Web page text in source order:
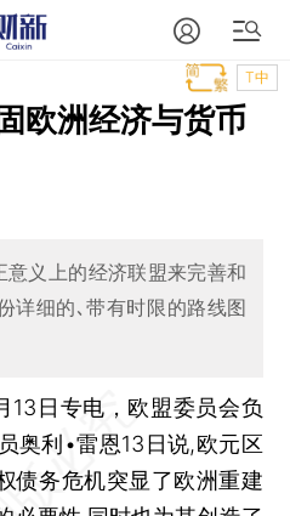
T中
欧洲经济与货币
义上的经济联盟来完善和
详细的､带有时限的路线图
日专电，欧盟委员会负
奥利•雷恩13日说,欧元区
债务危机突显了欧洲重建